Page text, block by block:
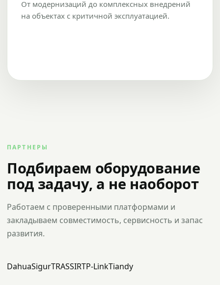
От модернизаций до комплексных внедрений
на объектах с критичной эксплуатацией.
ПАРТНЕРЫ
Подбираем оборудование
под задачу, а не наоборот
Работаем с проверенными платформами и
закладываем совместимость, сервисность и запас
развития.
DahuaSigurTRASSIRTP-LinkTiandy